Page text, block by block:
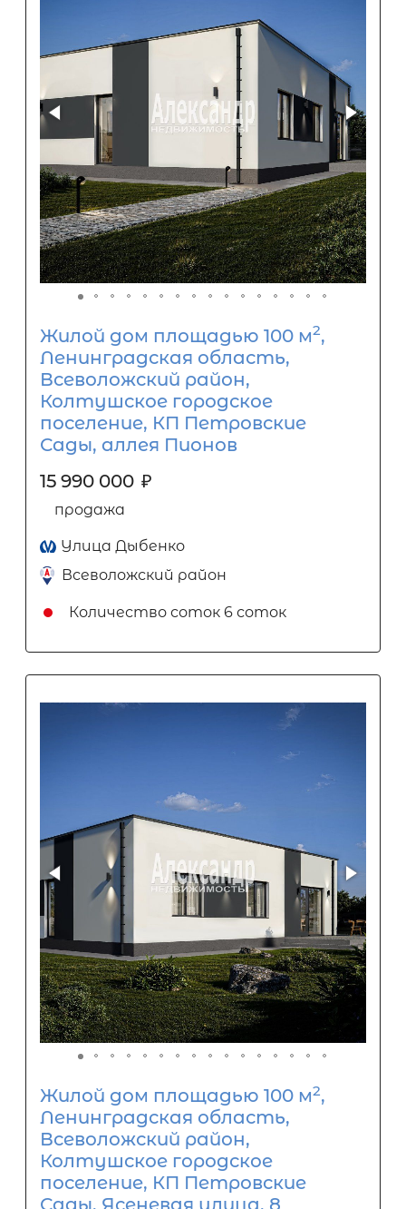
Жилой дом площадью 100 м2,
Ленинградская область,
Всеволожский район,
Колтушское городское
поселение, КП Петровские
Сады, аллея Пионов
15 990 000 ₽
продажа
Улица Дыбенко
Всеволожский район
Количество соток 6 соток
Жилой дом площадью 100 м2,
Ленинградская область,
Всеволожский район,
Колтушское городское
поселение, КП Петровские
Сады, Ясеневая улица, 8